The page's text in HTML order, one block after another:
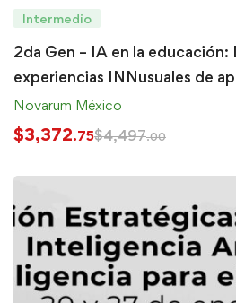
Intermedio
2da Gen – IA en la educación:
experiencias INNusuales de
Novarum México
$3,372.75$4,497.00